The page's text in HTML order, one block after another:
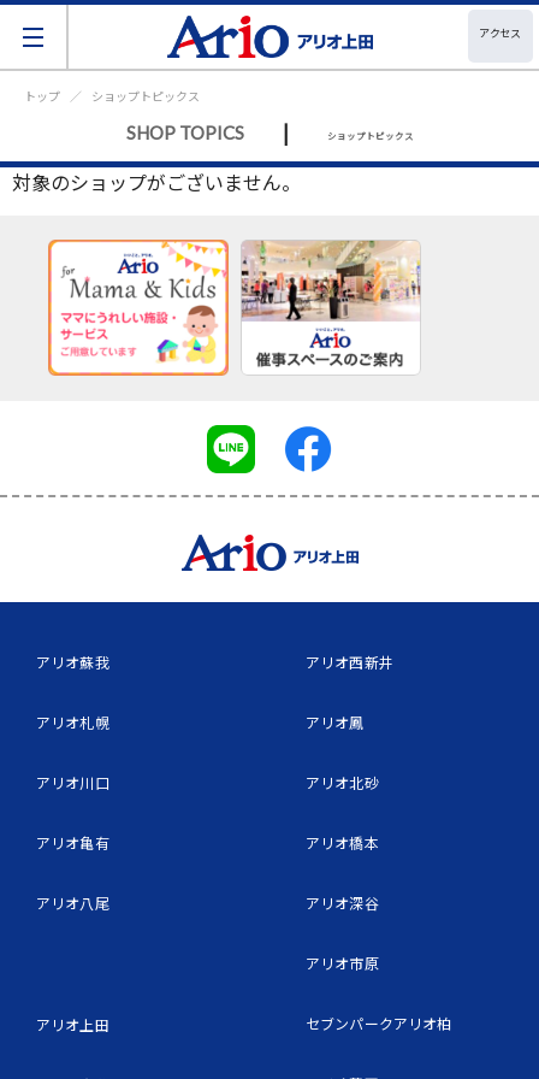
アクセス
トップ ショップトピックス
SHOP TOPICS | ショップトピックス
対象のショップがございません。
アリオ蘇我
アリオ札幌
アリオ川口
アリオ亀有
アリオ八尾
アリオ上田
アリオ西新井
アリオ鳳
アリオ北砂
アリオ橋本
アリオ深谷
アリオ市原
セブンパークアリオ柏